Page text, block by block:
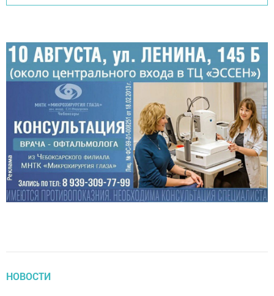
НОВОСТИ